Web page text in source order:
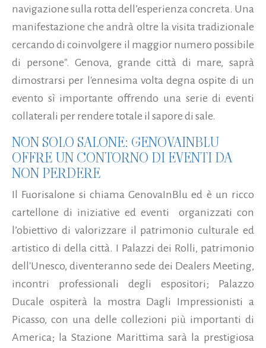
navigazione sulla rotta dell’esperienza concreta. Una
manifestazione che andrà oltre la visita tradizionale
cercando di coinvolgere il maggior numero possibile
di persone". Genova, grande città di mare, saprà
dimostrarsi per l'ennesima volta degna ospite di un
evento sì importante offrendo una serie di eventi
collaterali per rendere totale il sapore di sale.
NON SOLO SALONE: GENOVAINBLU
OFFRE UN CONTORNO DI EVENTI DA
NON PERDERE
Il Fuorisalone si chiama GenovaInBlu ed è un ricco
cartellone di iniziative ed eventi organizzati con
l’obiettivo di valorizzare il patrimonio culturale ed
artistico di della città. I Palazzi dei Rolli, patrimonio
dell'Unesco, diventeranno sede dei Dealers Meeting,
incontri professionali degli espositori; Palazzo
Ducale ospiterà la mostra Dagli Impressionisti a
Picasso, con una delle collezioni più importanti di
America; la Stazione Marittima sarà la prestigiosa